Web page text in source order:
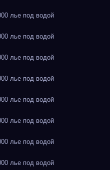
лье под водой
лье под водой
лье под водой
лье под водой
лье под водой
лье под водой
лье под водой
лье под водой